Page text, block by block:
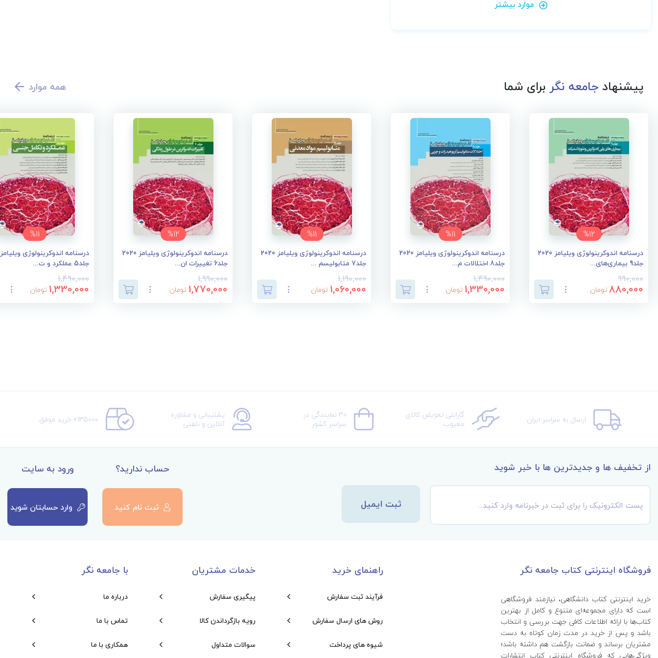
موارد بیشتر
پیشنهادجامعه نگربرای شما همه موارد
%12
درسنامه اندوکرینولوژی ویلیامز 2020
جلد9 بیماری‌های...
990,000
880,000 تومان
%11
درسنامه اندوکرینولوژی ویلیامز 2020
جلد8 اختلالات م...
1,490,000
1,330,000 تومان
%11
درسنامه اندوکرینولوژی ویلیامز 2020
جلد7 متابولیسم ...
1,190,000
1,060,000 تومان
%12
درسنامه اندوکرینولوژی ویلیامز 2020
جلد6 تغییرات ان...
1,990,000
1,770,000 تومان
%11
جلد5 عملکرد و ت...
1,490,000
1,330,000 تومان
ارسال به سراسر ایران گارانتی تعویض کالای
معیوب
30 نمایندگی در
سراسر کشور
پشتیبانی و مشاوره
آنلاین و تلفنی 135000+ خرید موفق
از تخفیف ها و جدیدترین ها با خبر شوید
ثبت ایمیل
ورود به سایت
وارد حسابتان شوید
حساب ندارید؟
ثبت نام کنید
فروشگاه اینترنتی کتاب جامعه نگر
خرید اینترنتی کتاب‌ دانشگاهی، نیازمند فروشگاهی
است که دارای مجموعه‌ای متنوع و کامل از بهترین
کتاب‌ها با ارائه اطلاعات کافی جهت بررسی و انتخاب
باشد و پس از خرید در مدت زمان کوتاه به دست
مشتریان برساند و ضمانت بازگشت هم داشته باشد؛
ویژگی‌هایی که فروشگاه اینترنتی کتاب انتشارات
راهنمای خرید
فرآیند ثبت سفارش
روش های ارسال سفارش
شیوه های پرداخت
خدمات مشتریان
پیگیری سفارش
رویه بازگرداندن کالا
سوالات متداول
با جامعه نگر
درباره ما
تماس با ما
همکاری با ما